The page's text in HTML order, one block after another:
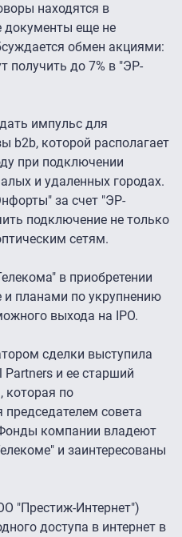
находятся в
документы еще не
обмен акциями:
получить до 7% в "ЭР-
импульс для
b2b, которой располагает
при подключении
и удаленных городах.
за счет "ЭР-
подключение не только
сетям.
в приобретении
планами по укрупнению
выхода на IPO.
сделки выступила
Partners и ее старший
которая по
председателем совета
компании владеют
и заинтересованы
"Престиж-Интернет")
доступа в интернет в